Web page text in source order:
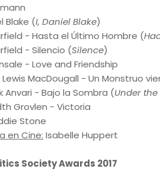
Blake (I, Daniel Blake)
- Hasta el Último Hombre (
- Silencio (Silence)
- Love and Friendship
Lewis MacDougall - Un Monstruo
Anvari - Bajo la Sombra (Under
Grovlen - Victoria
Stone
en Cine: Isabelle Huppert
Society Awards 2017